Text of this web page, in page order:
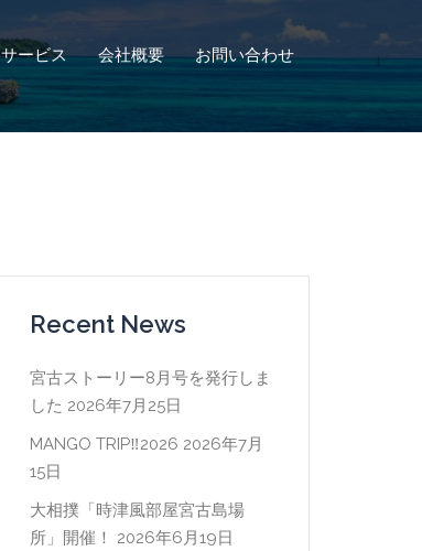
サービス 会社概要 お問い合わせ
Recent News
宮古ストーリー8月号を発行しま
した 2026年7月25日
MANGO TRIP‼2026 2026年7月
15日
大相撲「時津風部屋宮古島場
所」開催！
2026年6月19日